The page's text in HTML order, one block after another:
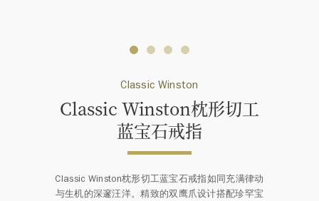
Classic Winston
Classic Winston枕形切工
蓝宝石戒指
Classic Winston枕形切工蓝宝石戒指如同充满律动
与生机的深邃汪洋。精致的双鹰爪设计搭配珍罕宝